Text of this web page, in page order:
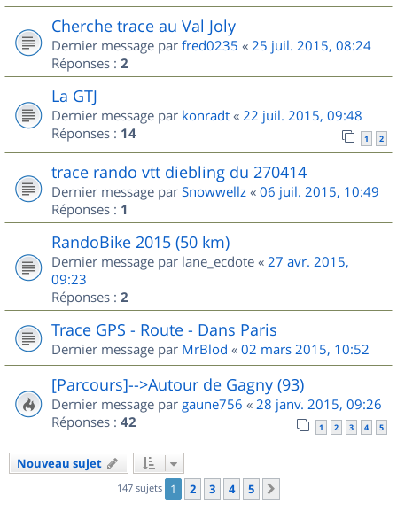
Cherche trace au Val Joly
Dernier message par fred0235 « 25 juil. 2015, 08:24
Réponses : 2
La GTJ
Dernier message par konradt « 22 juil. 2015, 09:48
Réponses : 14 1 2
trace rando vtt diebling du 270414
Dernier message par Snowwellz « 06 juil. 2015, 10:49
Réponses : 1
RandoBike 2015 (50 km)
Dernier message par lane_ecdote « 27 avr. 2015,
09:23
Réponses : 2
Trace GPS - Route - Dans Paris
Dernier message par MrBlod « 02 mars 2015, 10:52
[Parcours]-->Autour de Gagny (93)
Dernier message par gaune756 « 28 janv. 2015, 09:26
Réponses : 42 1 2 3 4 5
Nouveau sujet
147 sujets 1 2 3 4 5